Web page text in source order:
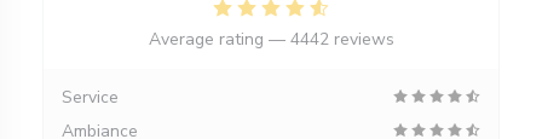
Average rating — 4442 reviews
Service
Ambiance